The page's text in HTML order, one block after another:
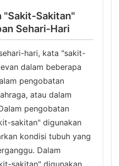
"Sakit-Sakitan"
Sehari-Hari
hari, kata "sakit-
dalam beberapa
pengobatan
atau dalam
pengobatan
sakitan" digunakan
kondisi tubuh yang
Dalam
sakitan" digunakan